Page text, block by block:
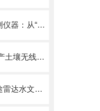
新农人标配！农业气象观测仪器：从“靠天吃饭”到“知天而作”
自动土壤水分观测站— 国产土壤无线墒情自动监测站2024风途推送
水库水位监测系统选｜风途雷达水文系统，非接触水位+雨量+流量一体。